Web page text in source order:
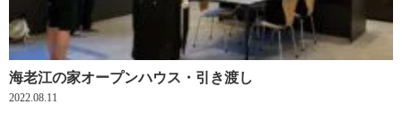
海老江の家オープンハウス・引き渡し
2022.08.11